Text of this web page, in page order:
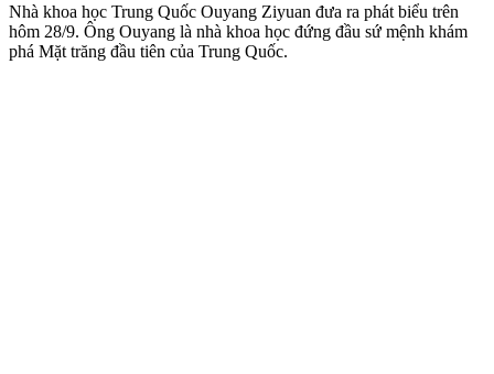
Nhà khoa học Trung Quốc Ouyang Ziyuan đưa ra phát biểu trên
hôm 28/9. Ông Ouyang là nhà khoa học đứng đầu sứ mệnh khám
phá Mặt trăng đầu tiên của Trung Quốc.